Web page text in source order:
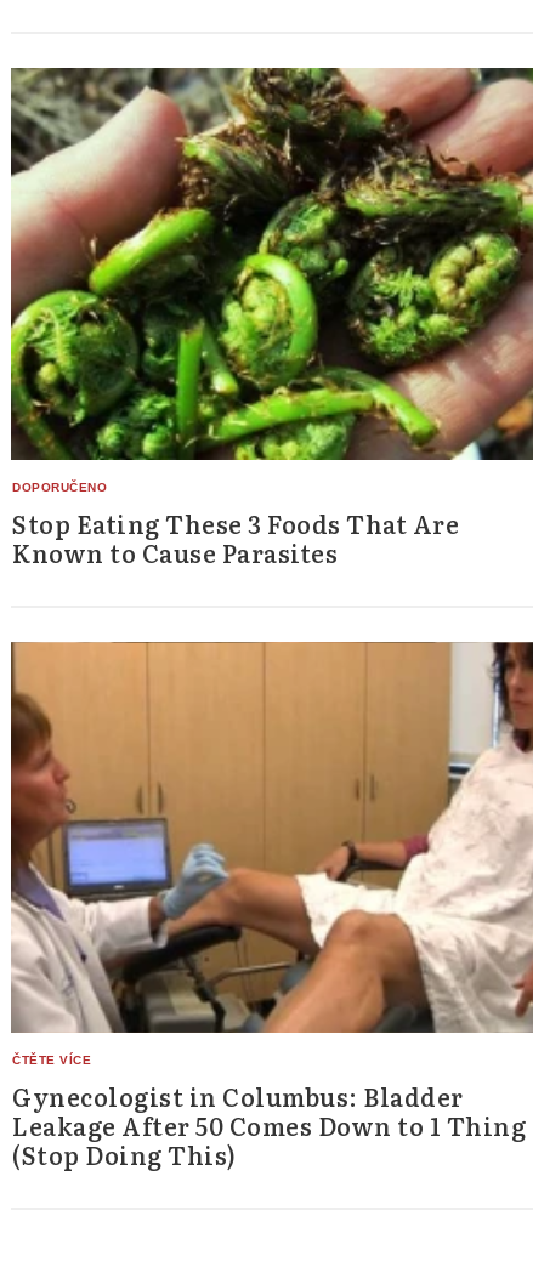
Stop Eating These 3 Foods That Are
Known to Cause Parasites
Gynecologist in Columbus: Bladder
Leakage After 50 Comes Down to 1 Thing
(Stop Doing This)